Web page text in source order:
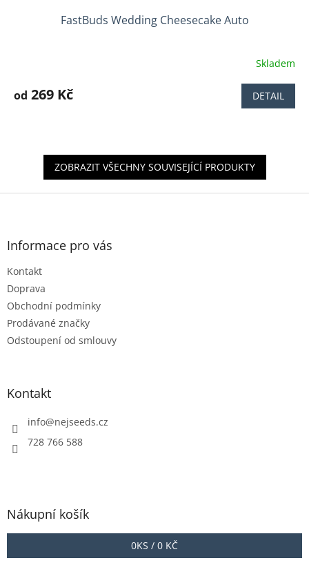
FastBuds Wedding Cheesecake Auto
produktu
hvězdiček.
Skladem
od 269 Kč DETAIL
ZOBRAZIT VŠECHNY SOUVISEJÍCÍ PRODUKTY
Z
Informace pro vás
Kontakt
Doprava
Obchodní podmínky
Prodávané značky
Odstoupení od smlouvy
Kontakt
info@nejseeds.cz
728 766 588
Nákupní košík
0KS / 0 KČ